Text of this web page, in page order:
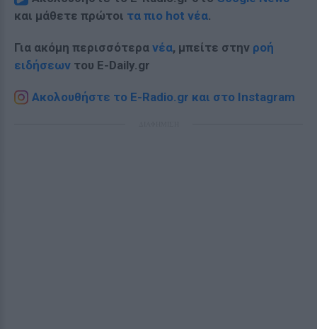
και μάθετε πρώτοι τα πιο hot νέα.
Για ακόμη περισσότερα νέα, μπείτε στην ροή
ειδήσεων του E-Daily.gr
Ακολουθήστε το E-Radio.gr και στο Instagram